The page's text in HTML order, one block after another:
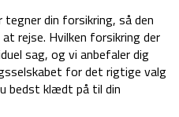
din forsikring, så den
rejse. Hvilken forsikring der
sag, og vi anbefaler dig
for det rigtige valg
bedst klædt på til din